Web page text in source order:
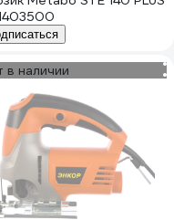
в наличии